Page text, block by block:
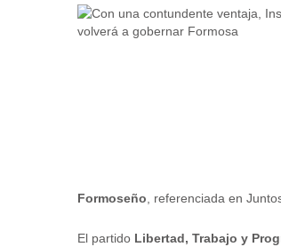
Formoseño, referenciada en
El partido Libertad, Trabajo y